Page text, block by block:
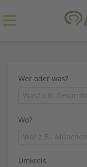
Wer oder was?
Wo?
Umkreis